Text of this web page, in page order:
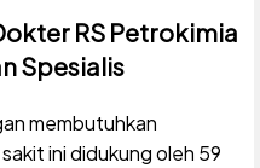
RS Petrokimia
Spesialis
membutuhkan
ini didukung oleh 59